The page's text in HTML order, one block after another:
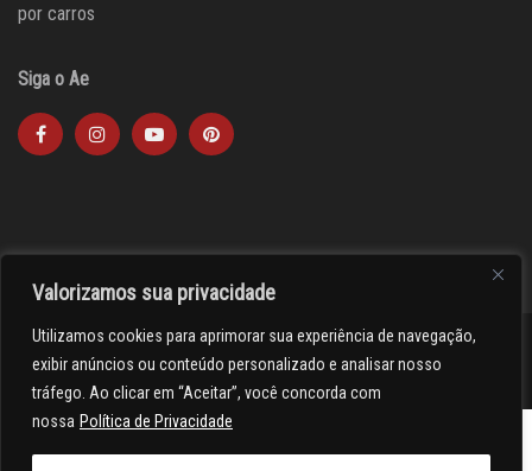
Valorizamos sua privacidade
Utilizamos cookies para aprimorar sua experiência de navegação,
exibir anúncios ou conteúdo personalizado e analisar nosso
tráfego. Ao clicar em “Aceitar”, você concorda com
nossa Política de Privacidade
por carros
Siga o Ae
><(((º> 17